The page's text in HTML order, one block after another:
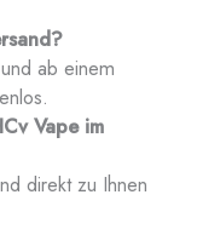
ab einem
Vape im
direkt zu Ihnen